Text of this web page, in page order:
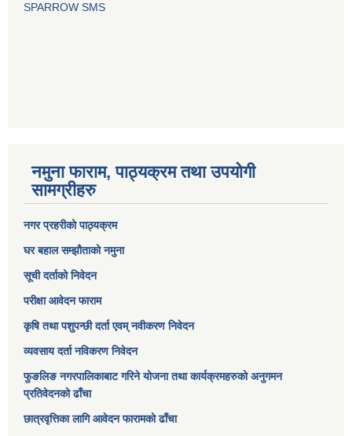
SPARROW SMS
नमुना फाराम, पाठ्यक्रम तथा उपयोगी
सामग्रीहरु
नगर प्रहरीको पाठ्यक्रम
घर बहाल सम्झौताको नमुना
सूची दर्ताको निवेदन
परीक्षा आवेदन फाराम
कृषि तथा पशुपन्छी दर्ता एवम् नवीकरण निवेदन
व्यवसाय दर्ता नविकरण निवेदन
फुङलिङ नगरपालिकाबाट गरिने योजना तथा कार्यक्रमहरुको अनुगमन
प्रतिवेदनको ढाँचा
छात्रवृत्तिका लागि आवेदन फारामको ढाँचा